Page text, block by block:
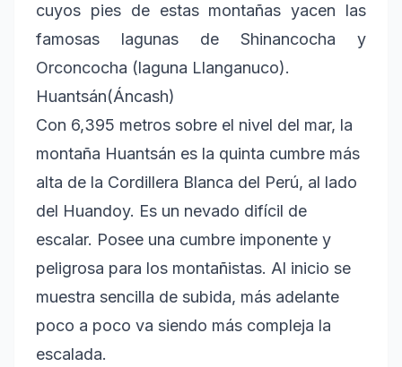
cuyos pies de estas montañas yacen las
famosas lagunas de Shinancocha y
Orconcocha (laguna Llanganuco).
Huantsán(Áncash)
Con 6,395 metros sobre el nivel del mar, la
montaña Huantsán es la quinta cumbre más
alta de la Cordillera Blanca del Perú, al lado
del Huandoy. Es un nevado difícil de
escalar. Posee una cumbre imponente y
peligrosa para los montañistas. Al inicio se
muestra sencilla de subida, más adelante
poco a poco va siendo más compleja la
escalada.